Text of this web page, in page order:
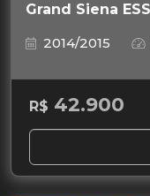
Grand Siena
2014/2015
R$ 42.900